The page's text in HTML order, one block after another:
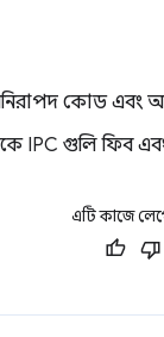
কোড এবং
IPC গুলি ফিব
এটি কাজে